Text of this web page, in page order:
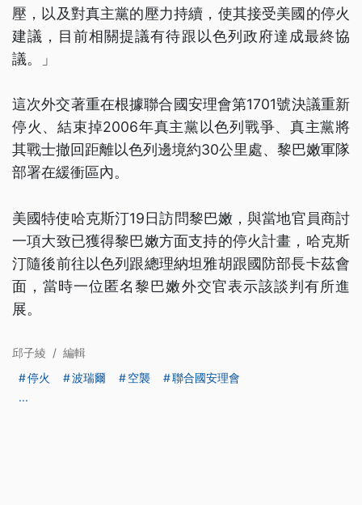
壓，以及對真主黨的壓力持續，使其接受美國的停火
建議，目前相關提議有待跟以色列政府達成最終協
議。」
這次外交著重在根據聯合國安理會第1701號決議重新
停火、結束掉2006年真主黨以色列戰爭、真主黨將
其戰士撤回距離以色列邊境約30公里處、黎巴嫩軍隊
部署在緩衝區內。
美國特使哈克斯汀19日訪問黎巴嫩，與當地官員商討
一項大致已獲得黎巴嫩方面支持的停火計畫，哈克斯
汀隨後前往以色列跟總理納坦雅胡跟國防部長卡茲會
面，當時一位匿名黎巴嫩外交官表示該談判有所進
展。
邱子綾 / 編輯
停火
波瑞爾 空襲
聯合國安理會
...